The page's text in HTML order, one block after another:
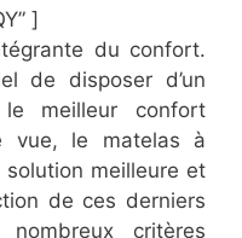
]
du confort.
de disposer d’un
meilleur confort
vue, le matelas à
meilleure et
de ces derniers
critères